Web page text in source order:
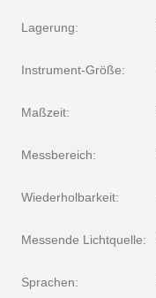
Lagerung:
Instrument-Größe:
Maßzeit:
Messbereich:
Wiederholbarkeit:
Messende Lichtquelle:
Sprachen: